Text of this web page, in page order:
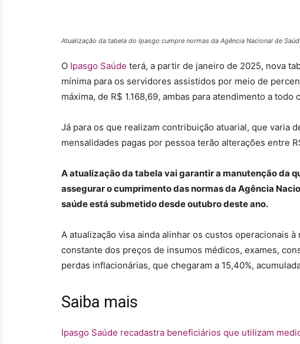
Atualização da tabela do Ipasgo cumpre normas da Agência Nacional de
O Ipasgo Saúde terá, a partir de janeiro de 2025, nova
mínima para os servidores assistidos por meio de
máxima, de R$ 1.168,69, ambas para atendimento a
Já para os que realizam contribuição atuarial, que varia
mensalidades pagas por pessoa terão alterações entre
A atualização da tabela vai garantir a manutenção da
assegurar o cumprimento das normas da Agência
saúde está submetido desde outubro deste ano.
A atualização visa ainda alinhar os custos operacionais
constante dos preços de insumos médicos, exames,
perdas inflacionárias, que chegaram a 15,40%,
Saiba mais
Ipasgo Saúde recadastra beneficiários que utilizam